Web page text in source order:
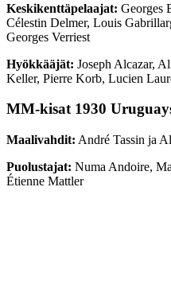
Keskikenttäpelaajat: Georges
Célestin Delmer, Louis
Georges Verriest
Hyökkääjät: Joseph Alcazar,
Keller, Pierre Korb, Lucien
MM-kisat 1930
Maalivahdit: André Tassin ja
Puolustajat: Numa Andoire,
Étienne Mattler